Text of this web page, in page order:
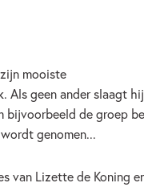
mooiste
Als geen ander slaagt
bijvoorbeeld de groep
genomen...
van Lizette de Koning